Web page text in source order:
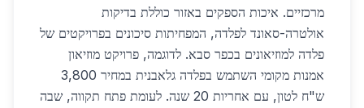
מרכזיים. איכות הספקים באזור כוללת בדיקות
אולטרה-סאונד לפלדה, המפחיתות סיכונים בפרויקטים של
פלדה למוזיאונים בכפר סבא. לדוגמה, פרויקט מוזיאון
אמנות מקומי השתמש בפלדה גלאבנית במחיר 3,800
ש"ח לטון, עם אחריות 20 שנה. לעומת פתח תקווה, שבה